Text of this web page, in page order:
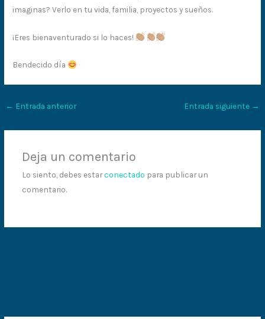
imaginas? Verlo en tu vida, familia, proyectos y sueños.
¡Eres bienaventurado si lo haces!
Bendecido día
← Entrada anterior Entrada siguiente →
Deja un comentario
Lo siento, debes estarconectado para publicar un
comentario.